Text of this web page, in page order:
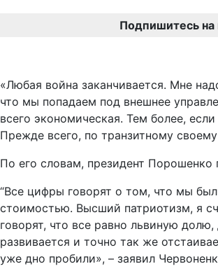
Подпишитесь на
«Любая война заканчивается. Мне
что мы попадаем под внешнее
всего экономическая. Тем более,
Прежде всего, по транзитному
По его словам, президент Порошенко
“Все цифры говорят о том, что мы
стоимостью. Высший патриотизм, я
говорят, что все равно львиную
развивается и точно так же
уже дно пробили», – заявил